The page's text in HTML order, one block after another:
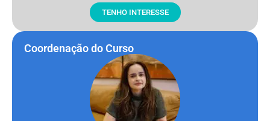
TENHO INTERESSE
Coordenação do Curso